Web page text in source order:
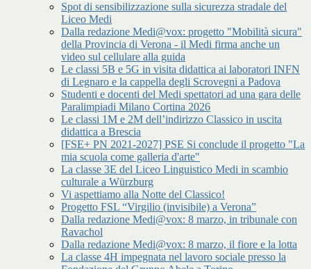
Spot di sensibilizzazione sulla sicurezza stradale del
Liceo Medi
Dalla redazione Medi@vox: progetto "Mobilità sicura"
della Provincia di Verona - il Medi firma anche un
video sul cellulare alla guida
Le classi 5B e 5G in visita didattica ai laboratori INFN
di Legnaro e la cappella degli Scrovegni a Padova
Studenti e docenti del Medi spettatori ad una gara delle
Paralimpiadi Milano Cortina 2026
Le classi 1M e 2M dell’indirizzo Classico in uscita
didattica a Brescia
[FSE+ PN 2021-2027] PSE Si conclude il progetto "La
mia scuola come galleria d'arte"
La classe 3E del Liceo Linguistico Medi in scambio
culturale a Würzburg
Vi aspettiamo alla Notte del Classico!
Progetto FSL “Virgilio (invisibile) a Verona”
Dalla redazione Medi@vox: 8 marzo, in tribunale con
Ravachol
Dalla redazione Medi@vox: 8 marzo, il fiore e la lotta
La classe 4H impegnata nel lavoro sociale presso la